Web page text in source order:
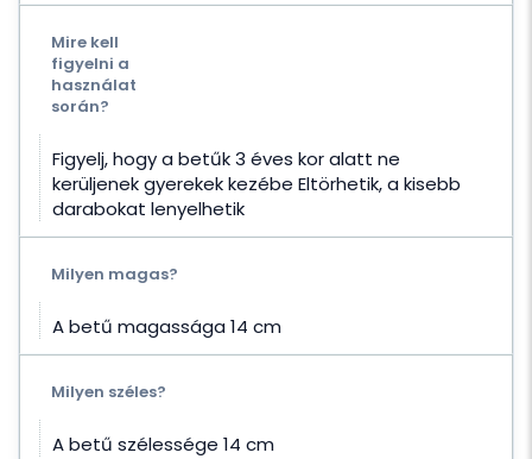
Mire kell
figyelni a
használat
során?
Figyelj, hogy a betűk 3 éves kor alatt ne
kerüljenek gyerekek kezébe Eltörhetik, a kisebb
darabokat lenyelhetik
Milyen magas?
A betű magassága 14 cm
Milyen széles?
A betű szélessége 14 cm